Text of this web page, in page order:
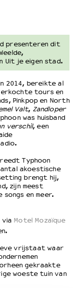
presenteren dit
Uit je eigen stad.
2014, bereikte al
tours en
Pinkpop en North
Valt, Zandloper
was huisband
verschil, een
Typhoon
akoestische
brengt hij,
zijn meest
songs en meer.
Motel Mozaïque
vrijstaat waar
gekraakte
woeste tuin van